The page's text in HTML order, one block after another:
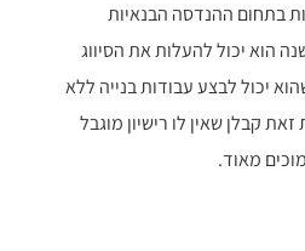
בתחום ההנדסה הבנאיות
הוא יכול להעלות את הסיווג
יכול לבצע עבודות בנייה ללא
קבלן שאין לו רישיון מוגבל
מאוד.